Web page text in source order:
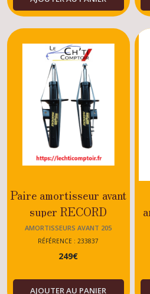
Paire amortisseur avant
super RECORD
MAXIGAZ Peugeot 205
GTI/RALLYE/DTURBO
AMORTISSEURS AVANT 205
RÉFÉRENCE : 233837
249€
AJOUTER AU PANIER
de
frein
avant
Maitres
cylindres,mastervacs
205
Silents
blocs
(7)
Elements
de
(6)